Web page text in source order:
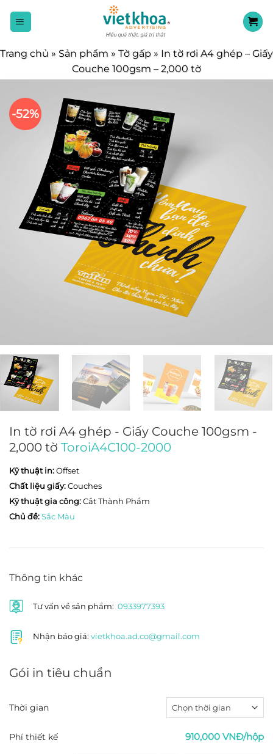
đến
dung
Trang chủ » Sản phẩm » Tờ gấp » In tờ rơi A4 ghép – Giấy
Couche 100gsm – 2,000 tờ
-52%
In tờ rơi A4 ghép - Giấy Couche 100gsm -
2,000 tờ ToroiA4C100-2000
Kỹ thuật in:Offset
Chất liệu giấy:Couches
Kỹ thuật gia công:Cắt Thành Phẩm
Chủ đề:Sắc Màu
Thông tin khác
Tư vấn về sản phẩm: 0933977393
Nhận báo giá: vietkhoa.ad.co@gmail.com
Gói in tiêu chuẩn
Thời gian
Phí thiết kế 910,000 VNĐ/hộp